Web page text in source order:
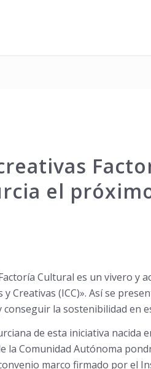
el
Cultural es un vivero y
Creativas (ICC)». Así se
la sostenibilidad en
de esta iniciativa nacida
la Comunidad Autónoma
marco firmado por el